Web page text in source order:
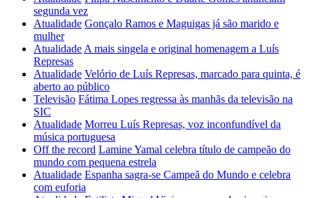
segunda vez
Atualidade Gonçalo Ramos e Maguigas já são marido e
mulher
Atualidade A mais singela e original homenagem a Luís
Represas
Atualidade Velório de Luís Represas, marcado para quinta, é
aberto ao público
Televisão Fátima Lopes regressa às manhãs da televisão na
SIC
Atualidade Morreu Luís Represas, voz inconfundível da
música portuguesa
Off the record Lamine Yamal celebra título de campeão do
mundo com pequena estrela
Atualidade Espanha sagra-se Campeã do Mundo e celebra
com euforia